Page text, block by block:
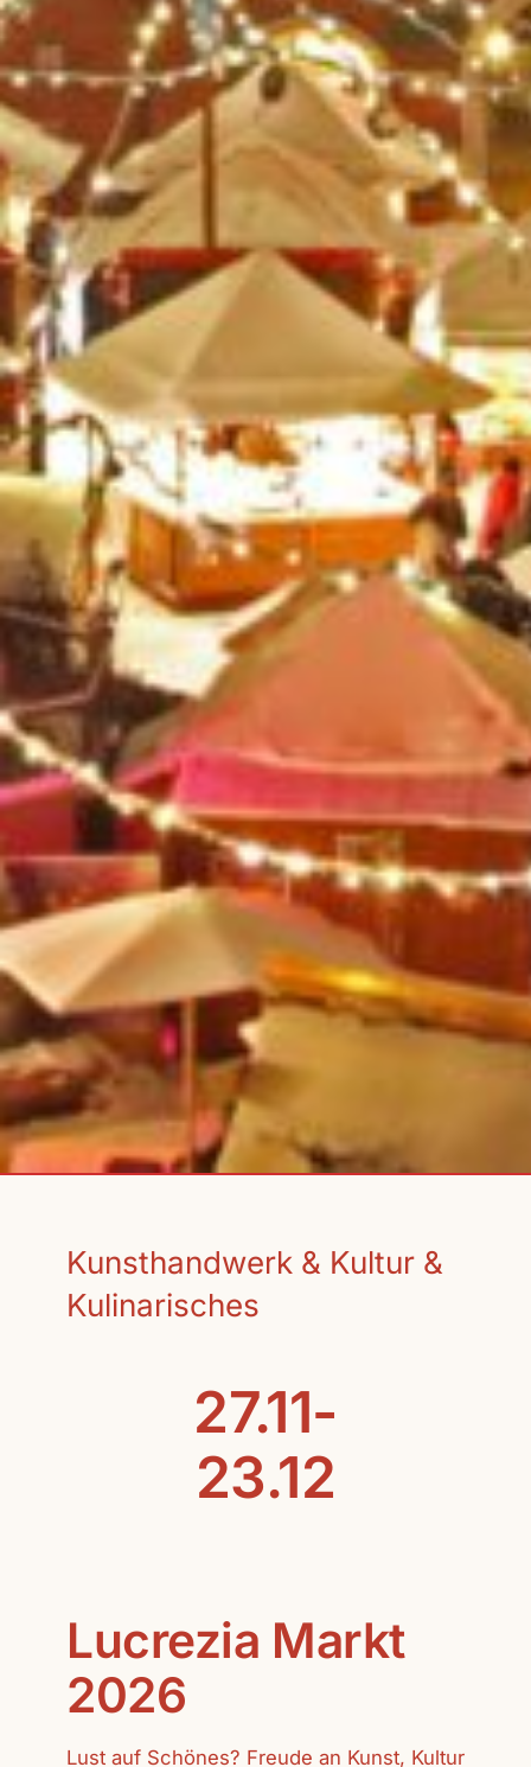
Kunsthandwerk & Kultur &
Kulinarisches
27.11-
23.12
Lucrezia Markt
2026
Lust auf Schönes? Freude an Kunst, Kultur